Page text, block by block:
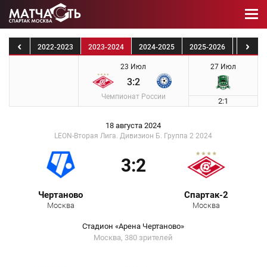
2022 2022-2023 2023-2024 2024-2025 2025-2026 2026-
23 Июл
3:2
Чемпионат России
27 Июл
2:1
18 августа 2024
LEON-Вторая Лига. Дивизион Б. Группа 2 2024
Чертаново
Москва
3:2
Спартак-2
Москва
Стадион «Арена Чертаново»
Москва, 380 зрителей